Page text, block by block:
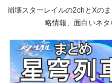
崩壊スターレイルの2chとXの
略情報、面白いネタ